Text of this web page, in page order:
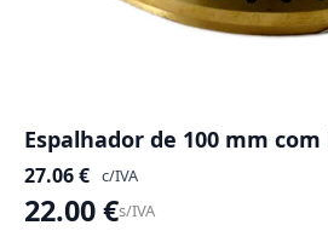
Espalhador de 100 mm com
27.06€ c/IVA
22.00€s/IVA